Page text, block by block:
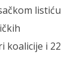
listiću
koalicije i 22